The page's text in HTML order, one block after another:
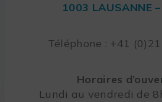
1003 LAUSANNE
Téléphone : +41
Horaires
Lundi au vendredi de